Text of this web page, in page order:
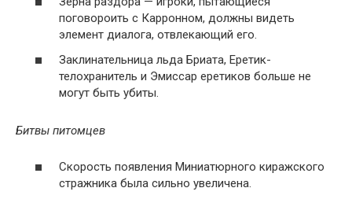
поговороить с Карронном, должны видеть
элемент диалога, отвлекающий его.
Заклинательница льда Бриата, Еретик-
телохранитель и Эмиссар еретиков больше не
могут быть убиты.
Битвы питомцев
Скорость появления Миниатюрного киражского
стражника была сильно увеличена.